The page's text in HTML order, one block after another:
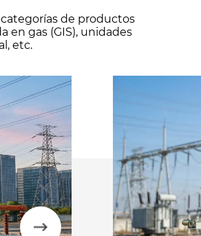
de productos
en gas (GIS), unidades
etc.